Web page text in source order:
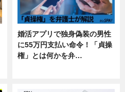
婚活アプリで独身偽装の男性
に55万円支払い命令！「貞操
権」とは何かを弁…